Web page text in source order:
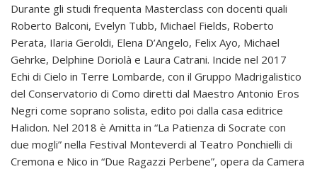
Durante gli studi frequenta Masterclass con docenti quali
Roberto Balconi, Evelyn Tubb, Michael Fields, Roberto
Perata, Ilaria Geroldi, Elena D’Angelo, Felix Ayo, Michael
Gehrke, Delphine Doriolà e Laura Catrani. Incide nel 2017
Echi di Cielo in Terre Lombarde, con il Gruppo Madrigalistico
del Conservatorio di Como diretti dal Maestro Antonio Eros
Negri come soprano solista, edito poi dalla casa editrice
Halidon. Nel 2018 è Amitta in “La Patienza di Socrate con
due mogli” nella Festival Monteverdi al Teatro Ponchielli di
Cremona e Nico in “Due Ragazzi Perbene”, opera da Camera